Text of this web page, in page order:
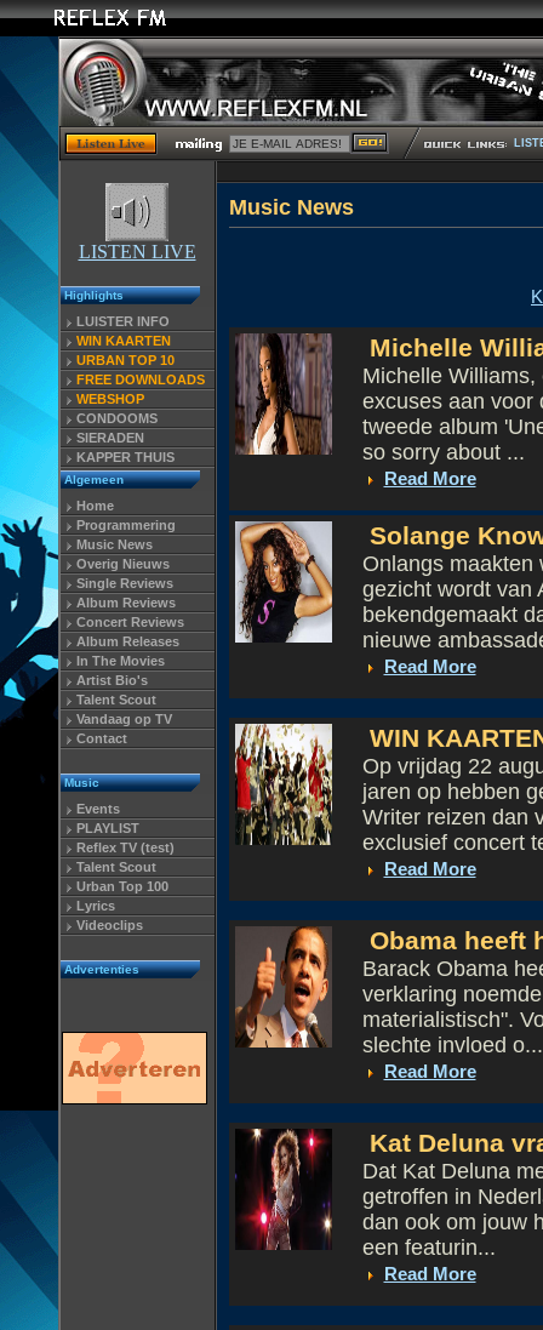
LISTEN LIVE
Highlights
LUISTER INFO
WIN KAARTEN
URBAN TOP 10
FREE DOWNLOADS
WEBSHOP
CONDOOMS
SIERADEN
KAPPER THUIS
Algemeen
Home
Programmering
Music News
Overig Nieuws
Single Reviews
Album Reviews
Concert Reviews
Album Releases
In The Movies
Artist Bio's
Talent Scout
Vandaag op TV
Contact
Music
Events
PLAYLIST
Reflex TV (test)
Talent Scout
Urban Top 100
Lyrics
Videoclips
Advertenties
Michelle
Michelle
excuses aan voor
tweede album
so sorry about ...
Read More
Solange
Onlangs maakten
gezicht wordt van
bekendgemaakt
nieuwe
Read More
WIN
Op vrijdag 22
jaren op hebben
Writer reizen dan
exclusief concert
Read More
Obama heeft
Barack Obama
verklaring
materialistisch".
slechte invloed o...
Read More
Kat Deluna
Dat Kat Deluna
getroffen in
dan ook om jouw
een featurin...
Read More